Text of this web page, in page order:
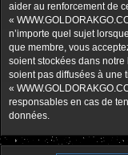
aider au renforcement de
«
n’importe quel sujet
que membre, vous
soient stockées dans
soient pas diffusées à une
«
responsables en cas de
données.